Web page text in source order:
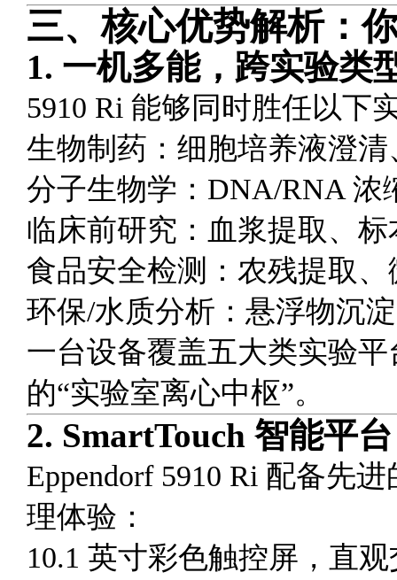
三、核心优势解析：
1. 一机多能，跨实验类
5910 Ri 能够同时胜任以下
生物制药：细胞培养液澄
分子生物学：DNA/RNA 浓
临床前研究：血浆提取、
食品安全检测：农残提取
环保/水质分析：悬浮物沉
一台设备覆盖五大类实验平
的“实验室离心中枢”。
2. SmartTouch 智能平
Eppendorf 5910 Ri 配备先
理体验：
10.1 英寸彩色触控屏，直